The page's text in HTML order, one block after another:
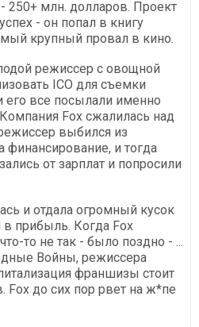
250+ млн. долларов. Проект
- он попал в книгу
крупный провал в кино.
режиссер с овощной
ICO для съемки
его все посылали именно
Fox сжалилась над
выбился из
финансирование, и тогда
от зарплат и попросили
и отдала огромный кусок
прибыль. Когда Fox
то не так - было поздно - ...
Войны, режиссера
франшизы стоит
Fox до сих пор рвет на ж*пе